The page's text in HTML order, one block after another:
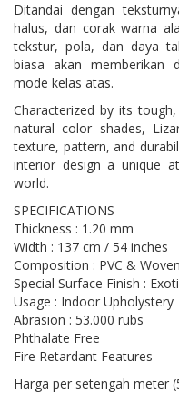
Ditandai dengan
halus, dan corak warna
tekstur, pola, dan daya
biasa akan memberikan
mode kelas atas.
Characterized by its
natural color shades,
texture, pattern, and
interior design a unique
world.
SPECIFICATIONS
Thickness : 1.20 mm
Width : 137 cm / 54 inches
Composition : PVC &
Special Surface Finish :
Usage : Indoor Upholystery
Abrasion : 53.000 rubs
Phthalate Free
Fire Retardant Features
Harga per setengah meter